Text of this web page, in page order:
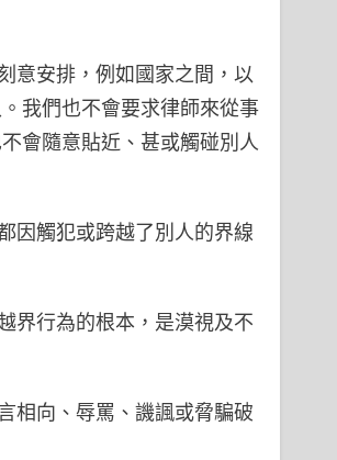
意安排，例如國家之間，以
我們也不會要求律師來從事
會隨意貼近、甚或觸碰別人
因觸犯或跨越了別人的界線
界行為的根本，是漠視及不
相向、辱罵、譏諷或脅騙破